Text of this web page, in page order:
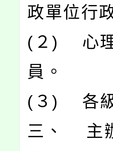
政單位行
(２) 心理
員。
(３) 各級
三、 主